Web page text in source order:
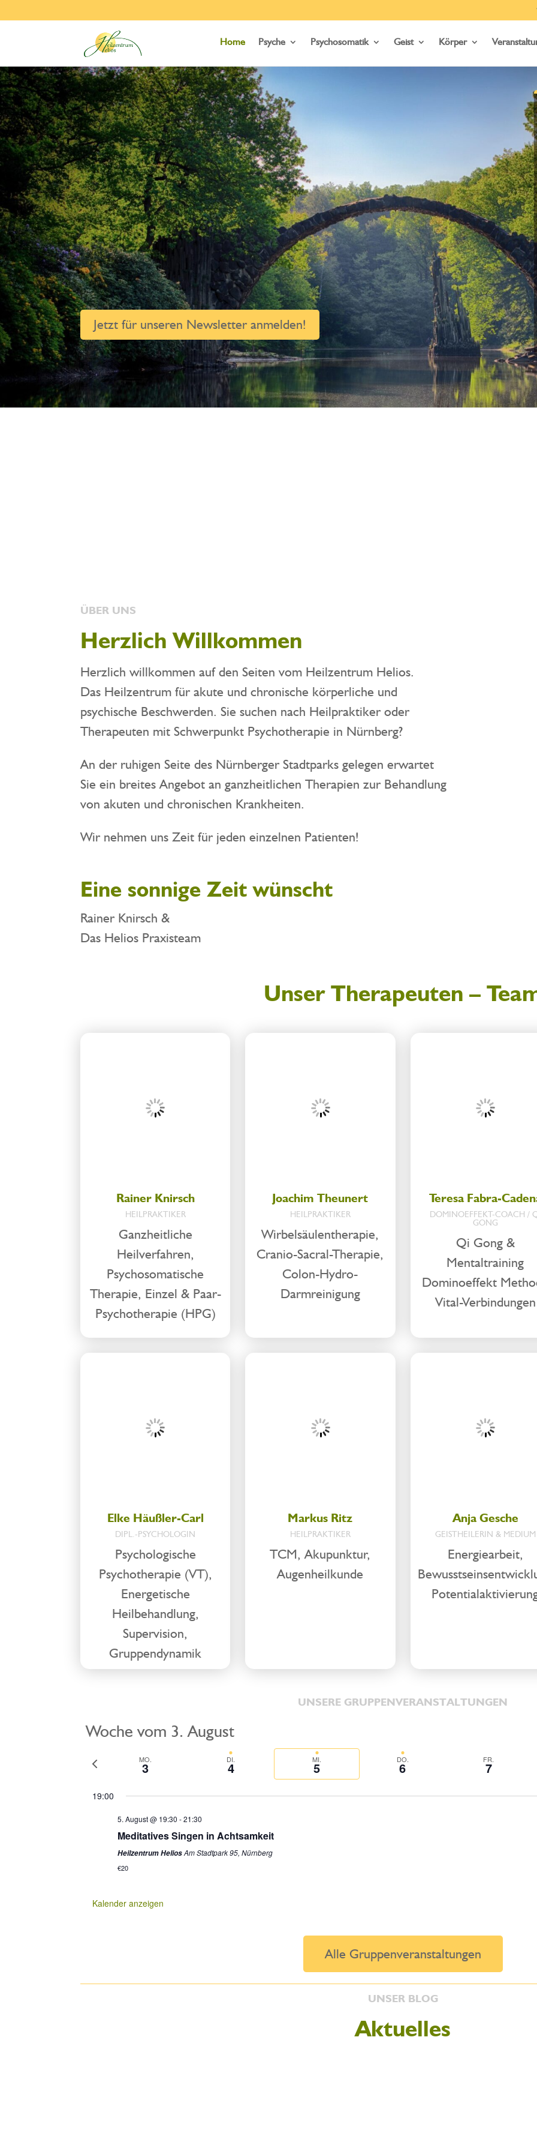
Home Psyche Psychosomatik Geist Körper
Herzlich willkommen im Heilzentrum Helios
Jetzt für unseren Newsletter anmelden!
ÜBER UNS
Herzlich Willkommen
Herzlich willkommen auf den Seiten vom Heilzentrum Helios.
Das Heilzentrum für akute und chronische körperliche und
psychische Beschwerden. Sie suchen nach Heilpraktiker oder
Therapeuten mit Schwerpunkt Psychotherapie in Nürnberg?
An der ruhigen Seite des Nürnberger Stadtparks gelegen erwartet
Sie ein breites Angebot an ganzheitlichen Therapien zur Behandlung
von akuten und chronischen Krankheiten.
Wir nehmen uns Zeit für jeden einzelnen Patienten!
Eine sonnige Zeit wünscht
Rainer Knirsch &
Das Helios Praxisteam
Unser Therapeuten –
Rainer Knirsch
HEILPRAKTIKER
Ganzheitliche
Heilverfahren,
Psychosomatische
Therapie, Einzel & Paar-
Psychotherapie (HPG)
Joachim Theunert
HEILPRAKTIKER
Wirbelsäulentherapie,
Cranio-Sacral-Therapie,
Colon-Hydro-
Darmreinigung
Teresa Fabra-
DOMINOEFFEKT-COACH /
GONG
Qi Gong &
Mentaltraining
Dominoeffekt
Vital-Verbindungen
Elke Häußler-Carl
DIPL.-PSYCHOLOGIN
Psychologische
Psychotherapie (VT),
Energetische
Heilbehandlung,
Supervision,
Gruppendynamik
Markus Ritz
HEILPRAKTIKER
TCM, Akupunktur,
Augenheilkunde
Anja Gesche
GEISTHEILERIN & MEDIUM
Energiearbeit,
UNSERE GRUPPENVERANSTALTUNGEN
Woche vom 3. August
VorherigeMO.
3 DI.
4 MI.
5 DO.
6 FR.
7
19:00
5. August @ 19:30 -21:30
Meditatives Singen in Achtsamkeit
Heilzentrum HeliosAm Stadtpark 95, Nürnberg
€20
Kalender anzeigen
Alle Gruppenveranstaltungen
UNSER BLOG
Aktuelles